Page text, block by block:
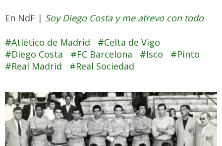
En NdF | Soy Diego Costa y me atrevo con todo
Atlético de Madrid
Celta de Vigo
Diego Costa
FC Barcelona Isco
Pinto
Real Madrid
Real Sociedad